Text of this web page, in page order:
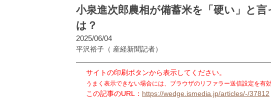
小泉進次郎農相が備蓄米を「硬い」と
は？
2025/06/04
平沢裕子 （ 産経新聞記者）
サイトの印刷ボタンから表示してください。
うまく表示できない場合には、ブラウザのリファラー送信設定を有
この記事のURL： https://wedge.ismedia.jp/articles/-/37812